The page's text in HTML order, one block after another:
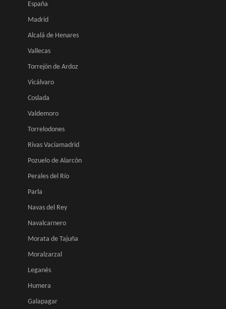
España
Madrid
Alcalá de Henares
Vallecas
Torrejón de Ardoz
Vicálvaro
Coslada
Valdemoro
Torrelodones
Rivas Vaciamadrid
Pozuelo de Alarcón
Perales del Río
Parla
Navas del Rey
Navalcarnero
Morata de Tajuña
Moralzarzal
Leganés
Humera
Galapagar